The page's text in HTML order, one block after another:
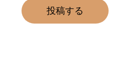
投稿する